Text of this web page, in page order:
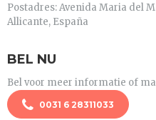
Postadres: Avenida Maria del
Allicante, España
BEL NU
Bel voor meer informatie of
0031 6 28311033